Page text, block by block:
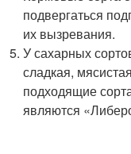
подвергаться
их вызревания.
У сахарных
сладкая,
подходящие
являются